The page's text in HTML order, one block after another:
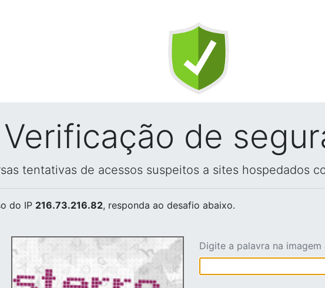
Verificação de
tentativas de acessos suspeitos a sites hospedados
do IP 216.73.216.82, responda ao desafio abaixo.
Digite a palavra na